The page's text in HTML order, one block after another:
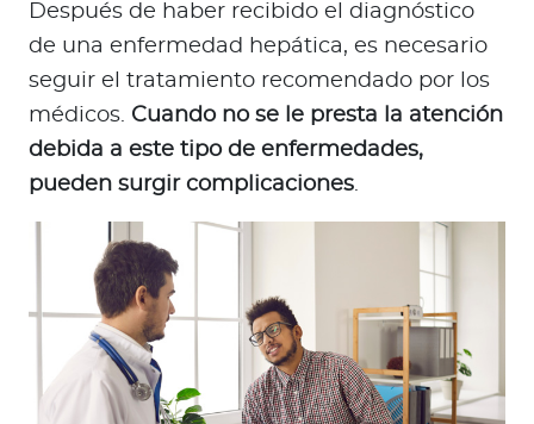
Después de haber recibido el diagnóstico
de una enfermedad hepática, es necesario
seguir el tratamiento recomendado por los
médicos. Cuando no se le presta la atención
debida a este tipo de enfermedades,
pueden surgir complicaciones.